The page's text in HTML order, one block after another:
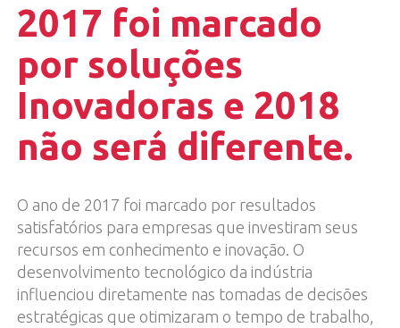
2017 foi marcado
por soluções
Inovadoras e 2018
não será diferente.
O ano de 2017 foi marcado por resultados
satisfatórios para empresas que investiram seus
recursos em conhecimento e inovação. O
desenvolvimento tecnológico da indústria
influenciou diretamente nas tomadas de decisões
estratégicas que otimizaram o tempo de trabalho,